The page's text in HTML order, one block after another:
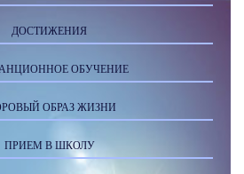
ДОСТИЖЕНИЯ
ОБУЧЕНИЕ
ОБРАЗ ЖИЗНИ
ПРИЕМ В ШКОЛУ